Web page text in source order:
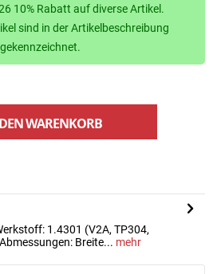
10% Rabatt auf diverse Artikel.
sind in der Artikelbeschreibung
WARENKORB
1.4301 (V2A, TP304,
Breite... mehr